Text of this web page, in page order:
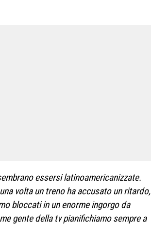
essersi latinoamericanizzate.
volta un treno ha accusato un ritardo,
bloccati in un enorme ingorgo da
gente della tv pianifichiamo sempre a